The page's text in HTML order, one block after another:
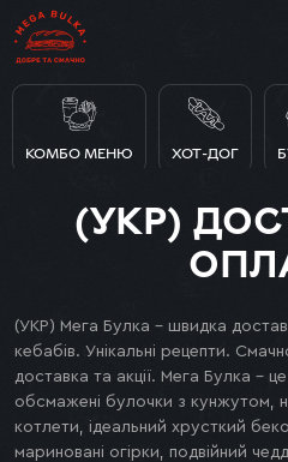
КОМБО МЕНЮ ХОТ-ДОГ
(УКР)
(УКР) Мега Булка – швидка
кебабів. Унікальні рецепти.
доставка та акції. Мега Булка –
обсмажені булочки з кунжутом,
котлети, ідеальний хрусткий
мариновані огірки, подвійний